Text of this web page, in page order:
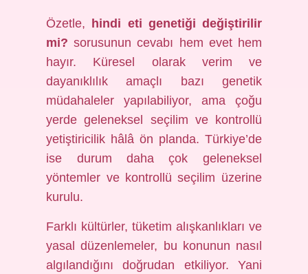
Özetle,
hindi eti genetiği değiştirilir
mi? sorusunun cevabı hem evet hem
hayır. Küresel olarak verim ve
dayanıklılık amaçlı bazı genetik
müdahaleler yapılabiliyor, ama çoğu
yerde geleneksel seçilim ve kontrollü
yetiştiricilik hâlâ ön planda. Türkiye’de
ise durum daha çok geleneksel
yöntemler ve kontrollü seçilim üzerine
kurulu.
Farklı kültürler, tüketim alışkanlıkları ve
yasal düzenlemeler, bu konunun nasıl
algılandığını doğrudan etkiliyor. Yani